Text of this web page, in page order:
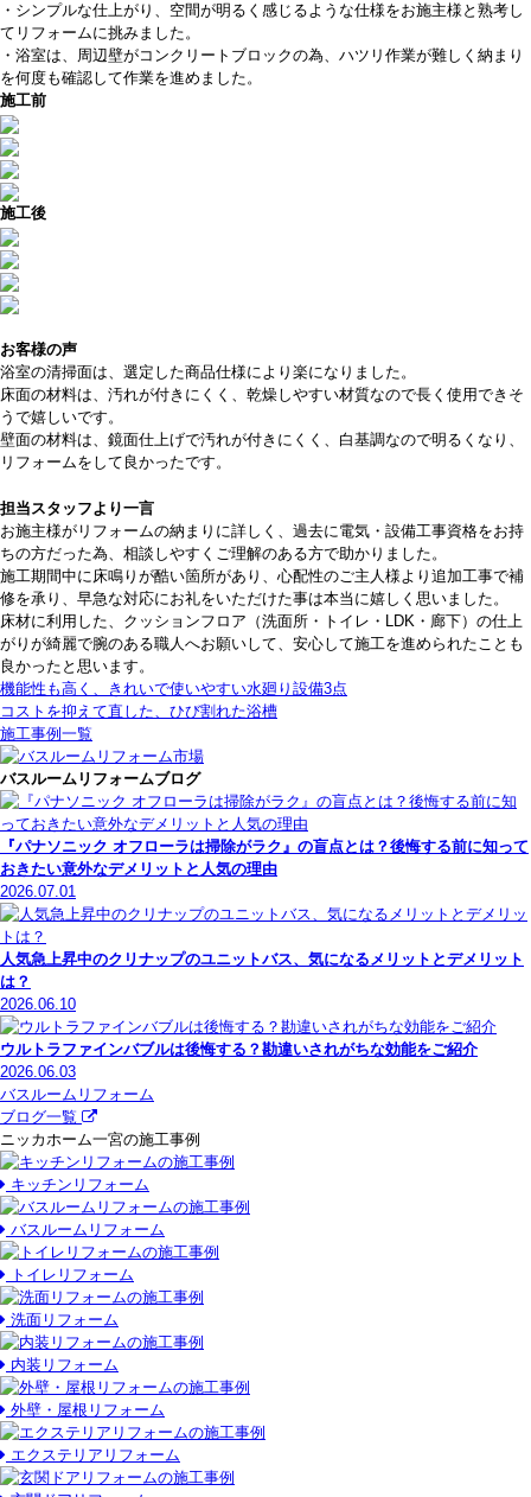
・シンプルな仕上がり、空間が明るく感じるような仕様をお施主様と熟考し
てリフォームに挑みました。
・浴室は、周辺壁がコンクリートブロックの為、ハツリ作業が難しく納まり
を何度も確認して作業を進めました。
施工前
施工後
お客様の声
浴室の清掃面は、選定した商品仕様により楽になりました。
床面の材料は、汚れが付きにくく、乾燥しやすい材質なので長く使用できそ
うで嬉しいです。
壁面の材料は、鏡面仕上げで汚れが付きにくく、白基調なので明るくなり、
リフォームをして良かったです。
担当スタッフより一言
お施主様がリフォームの納まりに詳しく、過去に電気・設備工事資格をお持
ちの方だった為、相談しやすくご理解のある方で助かりました。
施工期間中に床鳴りが酷い箇所があり、心配性のご主人様より追加工事で補
修を承り、早急な対応にお礼をいただけた事は本当に嬉しく思いました。
床材に利用した、クッションフロア（洗面所・トイレ・LDK・廊下）の仕上
がりが綺麗で腕のある職人へお願いして、安心して施工を進められたことも
良かったと思います。
機能性も高く、きれいで使いやすい水廻り設備3点
コストを抑えて直した、ひび割れた浴槽
施工事例一覧
バスルームリフォームブログ
『パナソニック オフローラは掃除がラク』の盲点とは？後悔する前に知って
おきたい意外なデメリットと人気の理由
2026.07.01
人気急上昇中のクリナップのユニットバス、気になるメリットとデメリット
は？
2026.06.10
ウルトラファインバブルは後悔する？勘違いされがちな効能をご紹介
2026.06.03
バスルームリフォーム
ブログ一覧
ニッカホーム一宮の施工事例
キッチンリフォーム
バスルームリフォーム
トイレリフォーム
洗面リフォーム
内装リフォーム
外壁・屋根リフォーム
エクステリアリフォーム